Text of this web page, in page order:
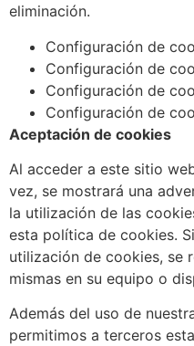
eliminación.
Configuración de
Configuración de
Configuración de
Configuración de
Aceptación de cookies
Al acceder a este sitio
vez, se mostrará una
la utilización de las
esta política de cookies.
utilización de cookies, se
mismas en su equipo o
Además del uso de
permitimos a terceros